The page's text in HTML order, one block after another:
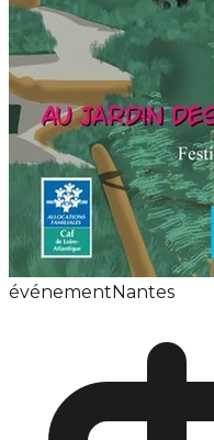
événementNantes